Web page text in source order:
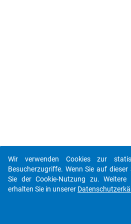
Wir verwenden Cookies zur
Besucherzugriffe. Wenn Sie auf
Sie der Cookie-Nutzung zu.
erhalten Sie in unserer